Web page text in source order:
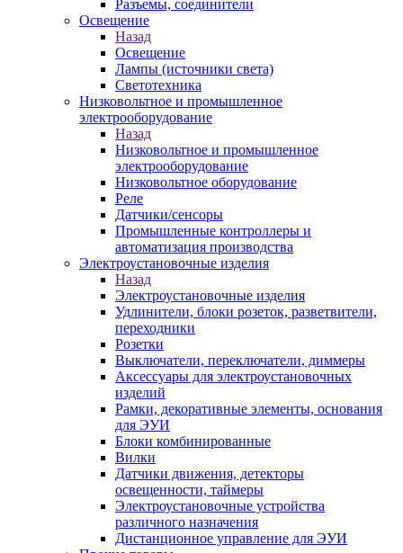
Разъемы, соединители
Освещение
Назад
Освещение
Лампы (источники света)
Светотехника
Низковольтное и промышленное
электрооборудование
Назад
Низковольтное и промышленное
электрооборудование
Низковольтное оборудование
Реле
Датчики/сенсоры
Промышленные контроллеры и
автоматизация производства
Электроустановочные изделия
Назад
Электроустановочные изделия
Удлинители, блоки розеток, разветвители,
переходники
Розетки
Выключатели, переключатели, диммеры
Аксессуары для электроустановочных
изделий
Рамки, декоративные элементы, основания
для ЭУИ
Блоки комбинированные
Вилки
Датчики движения, детекторы
освещенности, таймеры
Электроустановочные устройства
различного назначения
Дистанционное управление для ЭУИ